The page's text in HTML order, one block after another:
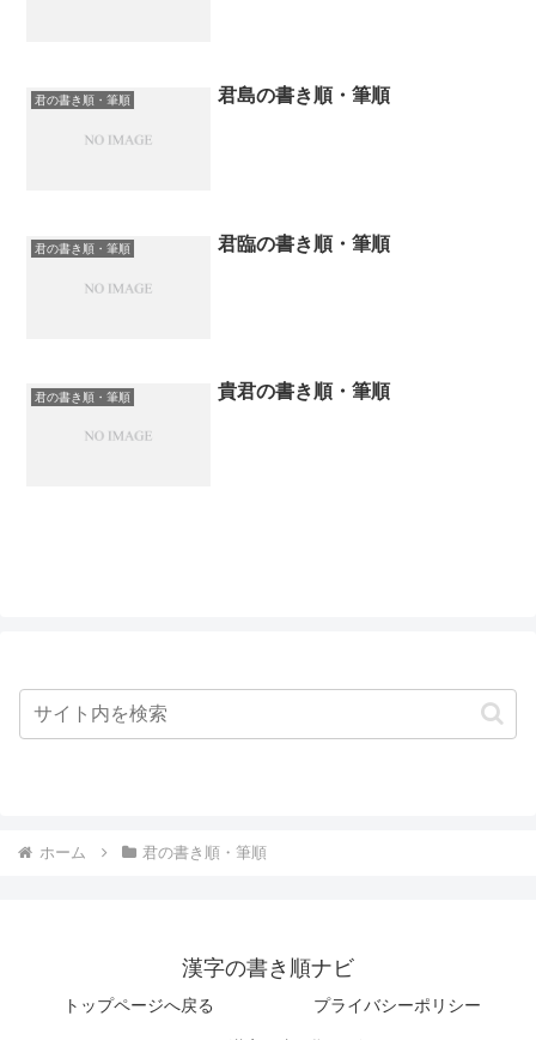
君の書き順・筆順 君島の書き順・筆順
君の書き順・筆順 君臨の書き順・筆順
君の書き順・筆順 貴君の書き順・筆順
ホーム 君の書き順・筆順
漢字の書き順ナビ
トップページへ戻る プライバシーポリシー